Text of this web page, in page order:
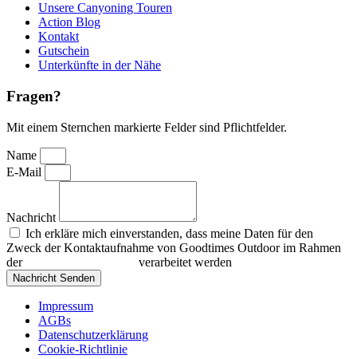
Unsere Canyoning Touren
Action Blog
Kontakt
Gutschein
Unterkünfte in der Nähe
Fragen?
Mit einem Sternchen markierte Felder sind Pflichtfelder.
Name
E-Mail
Nachricht
Ich erkläre mich einverstanden, dass meine Daten für den
Zweck der Kontaktaufnahme von Goodtimes Outdoor im Rahmen
der
verarbeitet werden
Nachricht Senden
Impressum
AGBs
Datenschutzerklärung
Cookie-Richtlinie